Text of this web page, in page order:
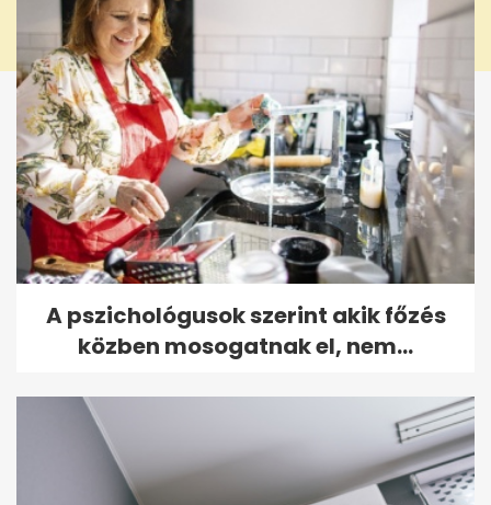
A pszichológusok szerint akik főzés
közben mosogatnak el, nem...